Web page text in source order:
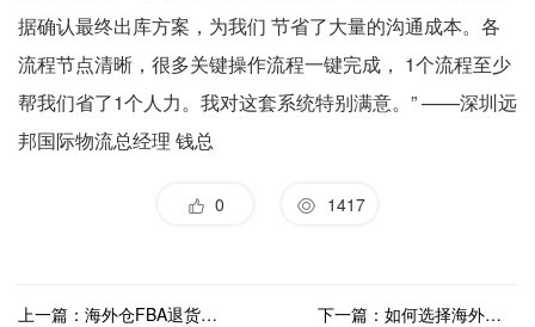
据确认最终出库方案，为我们 节省了大量的沟通成本。各
流程节点清晰，很多关键操作流程一键完成， 1个流程至少
帮我们省了1个人力。我对这套系统特别满意。” ——深圳远
邦国际物流总经理 钱总
0 1417
上一篇：海外仓FBA退货换标业务用什么系统比较好？ 下一篇：如何选择海外仓FBA退货换标系统？